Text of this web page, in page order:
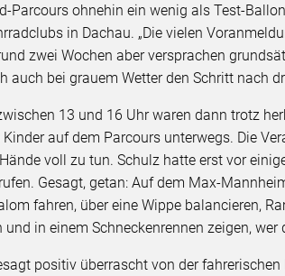
Parcours ohnehin ein wenig als Test-
in Dachau. „Die vielen
zwei Wochen aber versprachen
auch bei grauem Wetter den Schritt nach
13 und 16 Uhr waren dann trotz
auf dem Parcours unterwegs. Die
voll zu tun. Schulz hatte erst vor
rufen. Gesagt, getan: Auf dem Max-
fahren, über eine Wippe balancieren,
und in einem Schneckenrennen zeigen,
positiv überrascht von der